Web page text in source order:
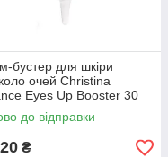
бустер для шкіри
очей Christina
Eyes Up Booster 30
до відправки
₴